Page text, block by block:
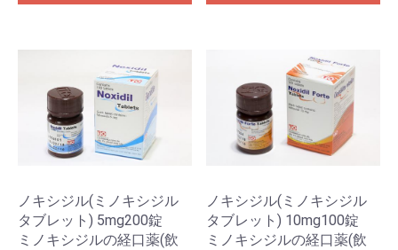
ノキシジル(ミノキシジル
タブレット) 5mg200錠
ミノキシジルの経口薬(飲
ノキシジル(ミノキシジル
タブレット) 10mg100錠
ミノキシジルの経口薬(飲